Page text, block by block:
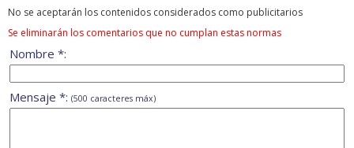
No se aceptarán los contenidos considerados como publicitarios
Se eliminarán los comentarios que no cumplan estas normas
Nombre *:
Mensaje *: (500 caracteres máx)